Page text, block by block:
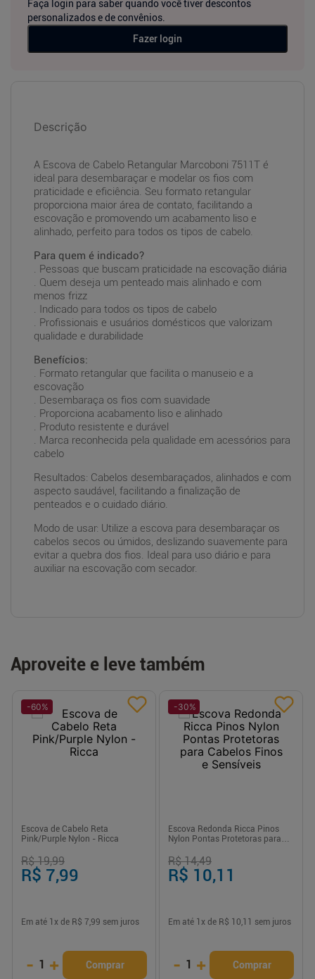
Faça login para saber quando você tiver descontos
personalizados e de convênios.
Fazer login
Descrição
A Escova de Cabelo Retangular Marcoboni 7511T é
ideal para desembaraçar e modelar os fios com
praticidade e eficiência. Seu formato retangular
proporciona maior área de contato, facilitando a
escovação e promovendo um acabamento liso e
alinhado, perfeito para todos os tipos de cabelo.
Para quem é indicado?
. Pessoas que buscam praticidade na escovação diária
. Quem deseja um penteado mais alinhado e com
menos frizz
. Indicado para todos os tipos de cabelo
. Profissionais e usuários domésticos que valorizam
qualidade e durabilidade
Benefícios:
. Formato retangular que facilita o manuseio e a
escovação
. Desembaraça os fios com suavidade
. Proporciona acabamento liso e alinhado
. Produto resistente e durável
. Marca reconhecida pela qualidade em acessórios para
cabelo
Resultados: Cabelos desembaraçados, alinhados e com
aspecto saudável, facilitando a finalização de
penteados e o cuidado diário.
Modo de usar: Utilize a escova para desembaraçar os
cabelos secos ou úmidos, deslizando suavemente para
evitar a quebra dos fios. Ideal para uso diário e para
auxiliar na escovação com secador.
Aproveite e leve também
-60%
Escova de Cabelo Reta
Pink/Purple Nylon - Ricca
R$ 19,99
R$ 7,99
Em até 1 x de R$ 7,99 sem juros
- 1 + Comprar
-30%
Escova Redonda Ricca Pinos
Nylon Pontas Protetoras para
R$ 14,49
R$ 10,11
Em até 1 x de R$ 10,11 sem juros
- 1 + Comprar